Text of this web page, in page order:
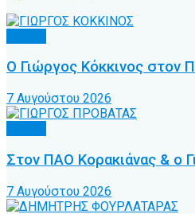
Ο Γιώργος Κόκκινος στον
7 Αυγούστου 2026
Στον ΠΑΟ Κορακιάνας & ο
7 Αυγούστου 2026